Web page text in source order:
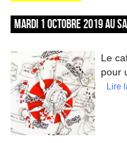
MARDI 1 OCTOBRE 2019 AU
Le
pour
Lire